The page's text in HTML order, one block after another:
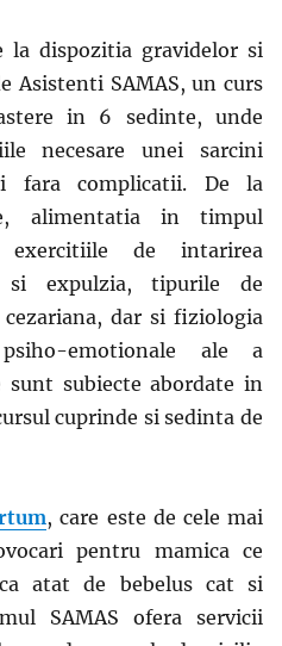
la dispozitia gravidelor si
Asistenti SAMAS, un curs
in 6 sedinte, unde
necesare unei sarcini
fara complicatii. De la
alimentatia in timpul
de intarirea
si expulzia, tipurile de
dar si fiziologia
emotionale ale a
sunt subiecte abordate in
cuprinde si sedinta de
, care este de cele mai
pentru mamica ce
atat de bebelus cat si
SAMAS ofera servicii